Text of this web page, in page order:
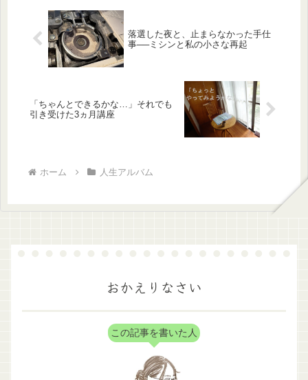
落選した夜と、止まらなかった手仕
事──ミシンと私の小さな再起
「ちゃんとできるかな…」それでも
引き受けた3ヵ月講座
ホーム 人生アルバム
おかえりなさい
この記事を書いた人